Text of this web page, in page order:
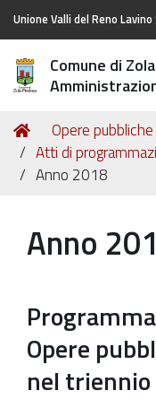
Unione Valli del Reno
Comune di
Tu
sei
qui:
Home
Opere pubbliche
Atti di
Anno 2018
Anno
Opere
nel triennio